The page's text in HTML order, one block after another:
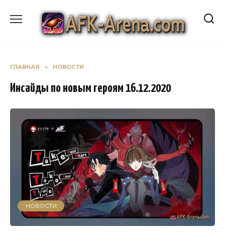
содержанию
ГЛАВНАЯ » НОВОСТИ
Инсайды по новым героям 16.12.2020
НОВОСТИ